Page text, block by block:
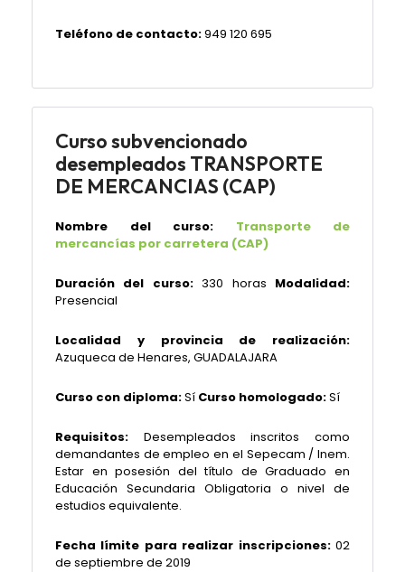
Teléfono de contacto:949 120 695
Curso subvencionado
desempleados TRANSPORTE
DE MERCANCIAS (CAP)
Nombre del curso:
Transporte de
mercancías por carretera (CAP)
Duración del curso:330 horas Modalidad:
Presencial
Localidad y provincia de realización:
Azuqueca de Henares, GUADALAJARA
Curso con diploma:Sí Curso homologado:Sí
Requisitos: Desempleados inscritos como
demandantes de empleo en el Sepecam / Inem.
Estar en posesión del título de Graduado en
Educación Secundaria Obligatoria o nivel de
estudios equivalente.
Fecha límite para realizar inscripciones:02
de septiembre de 2019